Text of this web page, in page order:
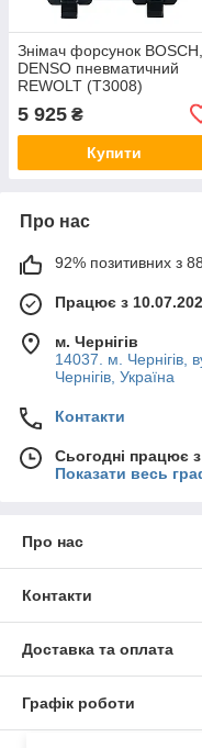
Знімач форсунок BOSCH,
DENSO пневматичний
REWOLT (T3008)
5 925 ₴
Купити
Про нас
92% позитивних з 88
Працює з
м. Чернігів
14037. м. Чернігів,
Чернігів, Україна
Контакти
Сьогодні працює
Показати весь
Про нас
Контакти
Доставка та оплата
Графік роботи